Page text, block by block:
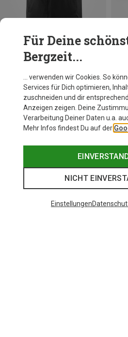
Du sparst 21%
Für Deine
Bergzeit...
… verwenden wir Cookies. So
Services für Dich optimieren,
zuschneiden und dir
Anzeigen zeigen. Deine
Verarbeitung Deiner Daten u.a.
Mehr Infos findest Du auf der
NICHT
Einstellungen